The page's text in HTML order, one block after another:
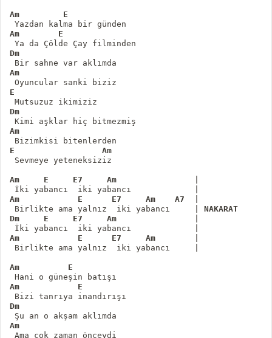
Am
E
Dm
Am
Am     E     E7     Am
Am            E      E7     Am    A7
Birlikte ama yalnız  iki yabancı     | NAKARAT
Dm     E     E7     Am
Am            E      E7     Am
Birlikte ama yalnız  iki yabancı     |
Dm
Am